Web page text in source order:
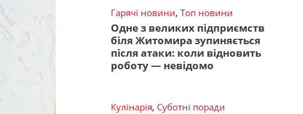
Гарячі новини, Топ новини
Одне з великих підприємств
біля Житомира зупиняється
після атаки: коли відновить
роботу — невідомо
Кулінарія, Суботні поради